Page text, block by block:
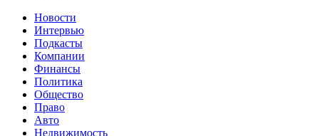
Новости
Интервью
Подкасты
Компании
Финансы
Политика
Общество
Право
Авто
Недвижимость